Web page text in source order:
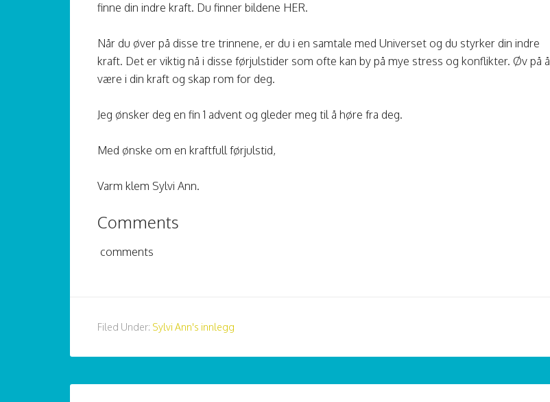
finne din indre kraft. Du finner bildene HER.
Når du øver på disse tre trinnene, er du i en samtale med Universet og du styrker din indre
kraft. Det er viktig nå i disse førjulstider som ofte kan by på mye stress og konflikter. Øv på å
være i din kraft og skap rom for deg.
Jeg ønsker deg en fin 1 advent og gleder meg til å høre fra deg.
Med ønske om en kraftfull førjulstid,
Varm klem Sylvi Ann.
Comments
comments
Filed Under: Sylvi Ann's innlegg